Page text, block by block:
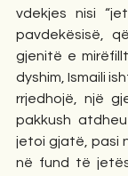
vdekjes nisi
pavdekësisë,
gjenitë e
dyshim, Ismaili
rrjedhojë, një
pakkush
jetoi gjatë, pasi
në fund të